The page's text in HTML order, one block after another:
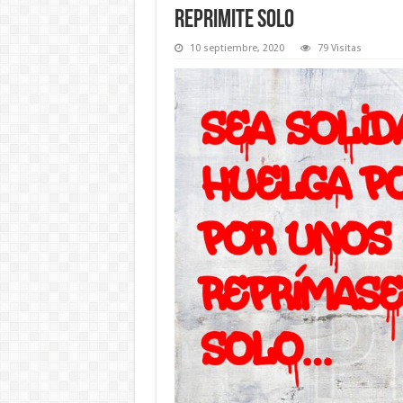
Reprimite solo
10 septiembre, 2020 79 Visitas